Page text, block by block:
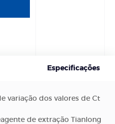
Especificações
variação dos valores de Ct
de extração Tianlong